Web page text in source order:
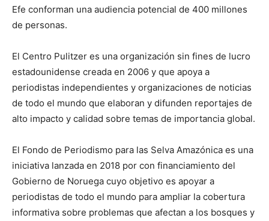
Efe conforman una audiencia potencial de 400 millones
de personas.
El Centro Pulitzer es una organización sin fines de lucro
estadounidense creada en 2006 y que apoya a
periodistas independientes y organizaciones de noticias
de todo el mundo que elaboran y difunden reportajes de
alto impacto y calidad sobre temas de importancia global.
El Fondo de Periodismo para las Selva Amazónica es una
iniciativa lanzada en 2018 por con financiamiento del
Gobierno de Noruega cuyo objetivo es apoyar a
periodistas de todo el mundo para ampliar la cobertura
informativa sobre problemas que afectan a los bosques y